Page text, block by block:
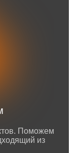
Поможем
из